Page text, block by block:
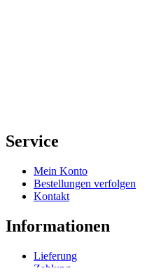
Service
Mein Konto
Bestellungen verfolgen
Kontakt
Informationen
Lieferung
Zahlung